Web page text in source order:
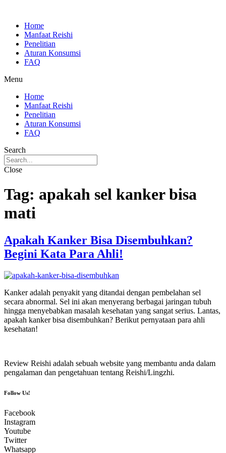
contentHome
Manfaat Reishi
Penelitian
Aturan Konsumsi
FAQ
Menu
Home
Manfaat Reishi
Penelitian
Aturan Konsumsi
FAQ
Search
Close
Tag: apakah sel kanker bisa
mati
Apakah Kanker Bisa Disembuhkan?
Begini Kata Para Ahli!
Kanker adalah penyakit yang ditandai dengan pembelahan sel
secara abnormal. Sel ini akan menyerang berbagai jaringan tubuh
hingga menyebabkan masalah kesehatan yang sangat serius. Lantas,
apakah kanker bisa disembuhkan? Berikut pernyataan para ahli
kesehatan!
Review Reishi adalah sebuah website yang membantu anda dalam
pengalaman dan pengetahuan tentang Reishi/Lingzhi.
Follow Us!
Facebook
Instagram
Youtube
Twitter
Whatsapp